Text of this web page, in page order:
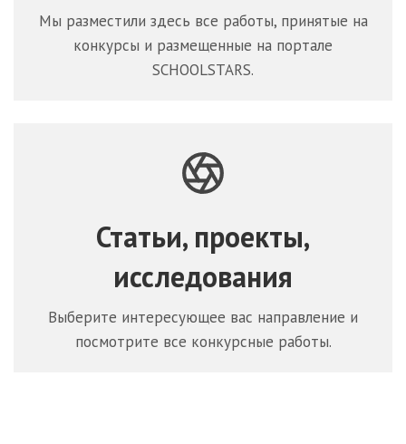
Мы разместили здесь все работы, принятые на
конкурсы и размещенные на портале
SCHOOLSTARS.
Статьи, проекты,
исследования
Выберите интересующее вас направление и
посмотрите все конкурсные работы.